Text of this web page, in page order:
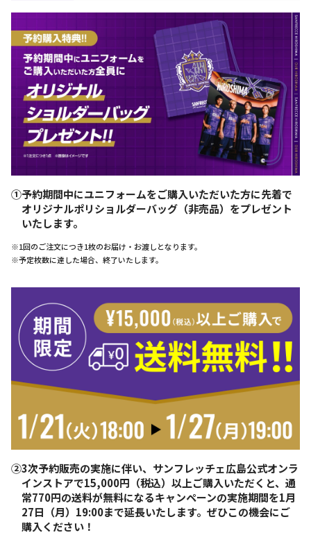
①予約期間中にユニフォームをご購入いただいた方に先着で
オリジナルポリショルダーバッグ（非売品）をプレゼント
いたします。
※1回のご注文につき1枚のお届け・お渡しとなります。
※予定枚数に達した場合、終了いたします。
②3次予約販売の実施に伴い、サンフレッチェ広島公式オンラ
インストアで15,000円（税込）以上ご購入いただくと、通
常770円の送料が無料になるキャンペーンの実施期間を1月
27日（月）19:00まで延長いたします。ぜひこの機会にご
購入ください！